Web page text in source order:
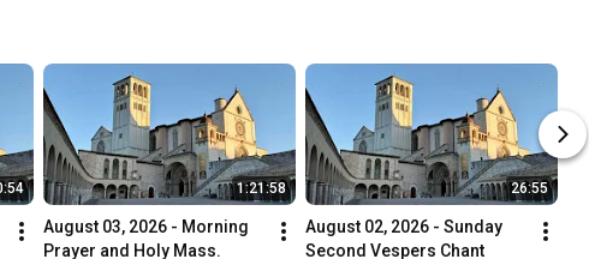
1:21:58
August 03, 2026 - Morning
Prayer and Holy Mass.
26:55
August 02, 2026 - Sunday
Second Vespers Chant